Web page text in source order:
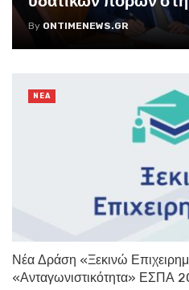
By ONTIMENEWS.GR
Νέα Δράση «Ξεκινώ
«Ανταγωνιστικότητα» ΕΣΠΑ
NEA